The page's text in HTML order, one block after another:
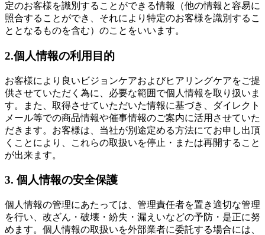
定のお客様を識別することができる情報（他の情報と容易に
照合することができ、それにより特定のお客様を識別するこ
ととなるものを含む）のことをいいます。
2.個人情報の利用目的
お客様により良いビジョンケアおよびヒアリングケアをご提
供させていただく為に、必要な範囲で個人情報を取り扱いま
す。また、取得させていただいた情報に基づき、ダイレクト
メール等での商品情報や催事情報のご案内に活用させていた
だきます。お客様は、当社が別途定める方法にてお申し出頂
くことにより、これらの取扱いを停止・または再開すること
が出来ます。
3. 個人情報の安全保護
個人情報の管理にあたっては、管理責任者を置き適切な管理
を行い、改ざん・破壊・紛失・漏えいなどの予防・是正に努
めます。個人情報の取扱いを外部業者に委託する場合には、